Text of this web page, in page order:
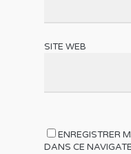
SITE WEB
ENREGISTRER
DANS CE